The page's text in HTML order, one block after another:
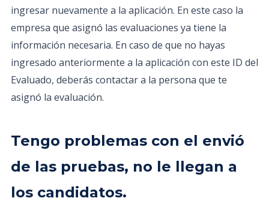
ingresar nuevamente a la aplicación. En este caso la
empresa que asignó las evaluaciones ya tiene la
información necesaria. En caso de que no hayas
ingresado anteriormente a la aplicación con este ID del
Evaluado, deberás contactar a la persona que te
asignó la evaluación.
Tengo problemas con el envió
de las pruebas, no le llegan a
los candidatos.